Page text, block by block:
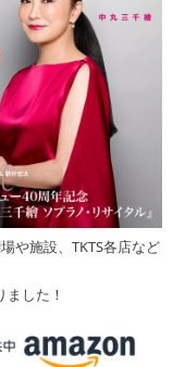
や施設、TKTS各店など
した！